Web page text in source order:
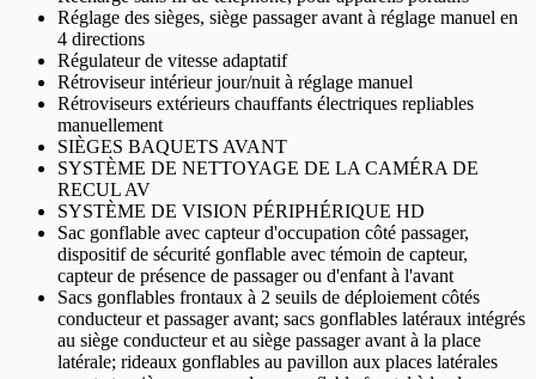
Réglage des sièges, siège passager avant à réglage manuel en
4 directions
Régulateur de vitesse adaptatif
Rétroviseur intérieur jour/nuit à réglage manuel
Rétroviseurs extérieurs chauffants électriques repliables
manuellement
SIÈGES BAQUETS AVANT
SYSTÈME DE NETTOYAGE DE LA CAMÉRA DE
RECUL AV
SYSTÈME DE VISION PÉRIPHÉRIQUE HD
Sac gonflable avec capteur d'occupation côté passager,
dispositif de sécurité gonflable avec témoin de capteur,
capteur de présence de passager ou d'enfant à l'avant
Sacs gonflables frontaux à 2 seuils de déploiement côtés
conducteur et passager avant; sacs gonflables latéraux intégrés
au siège conducteur et au siège passager avant à la place
latérale; rideaux gonflables au pavillon aux places latérales